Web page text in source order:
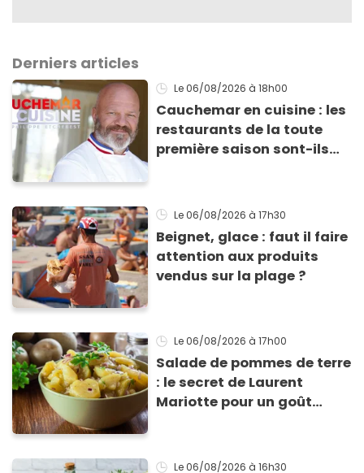
Derniers articles
Le 06/08/2026 à 18h00
Cauchemar en cuisine : les
restaurants de la toute
première saison sont-ils
Le 06/08/2026 à 17h30
Beignet, glace : faut il faire
attention aux produits
vendus sur la plage ?
Le 06/08/2026 à 17h00
Salade de pommes de terre
: le secret de Laurent
Mariotte pour un goût
Le 06/08/2026 à 16h30